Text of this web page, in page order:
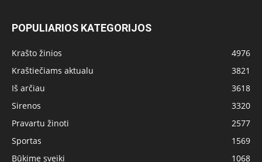
POPULIARIOS KATEGORIJOS
Krašto žinios
4976
Kraštiečiams aktualu
3821
Iš arčiau
3618
Sirenos
3320
Pravartu žinoti
2577
Sportas
1569
Būkime sveiki
1068